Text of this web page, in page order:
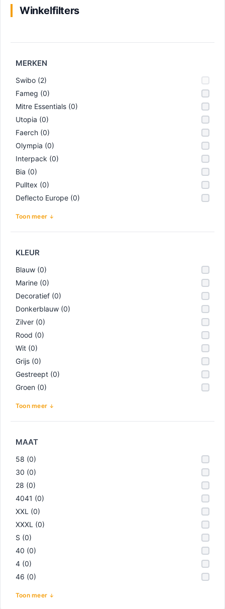
Winkelfilters
MERKEN
Swibo (2)
Fameg (0)
Mitre Essentials (0)
Utopia (0)
Faerch (0)
Olympia (0)
Interpack (0)
Bia (0)
Pulltex (0)
Deflecto Europe (0)
Toon meer
KLEUR
Blauw (0)
Marine (0)
Decoratief (0)
Donkerblauw (0)
Zilver (0)
Rood (0)
Wit (0)
Grijs (0)
Gestreept (0)
Groen (0)
Toon meer
MAAT
58 (0)
30 (0)
28 (0)
4041 (0)
XXL (0)
XXXL (0)
S (0)
40 (0)
4 (0)
46 (0)
Toon meer